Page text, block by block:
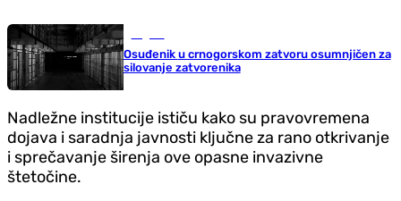
Osuđenik u crnogorskom zatvoru osumnjičen za
silovanje zatvorenika
Nadležne institucije ističu kako su pravovremena
dojava i saradnja javnosti ključne za rano otkrivanje
i sprečavanje širenja ove opasne invazivne
štetočine.